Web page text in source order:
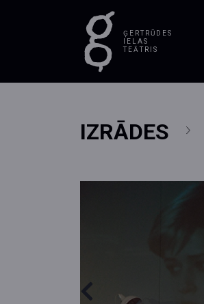
ĢERTRŪDES
IELAS
TEĀTRIS
IZRĀDES